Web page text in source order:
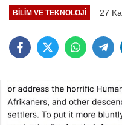
BILIM VE TEKNOLOJI 27